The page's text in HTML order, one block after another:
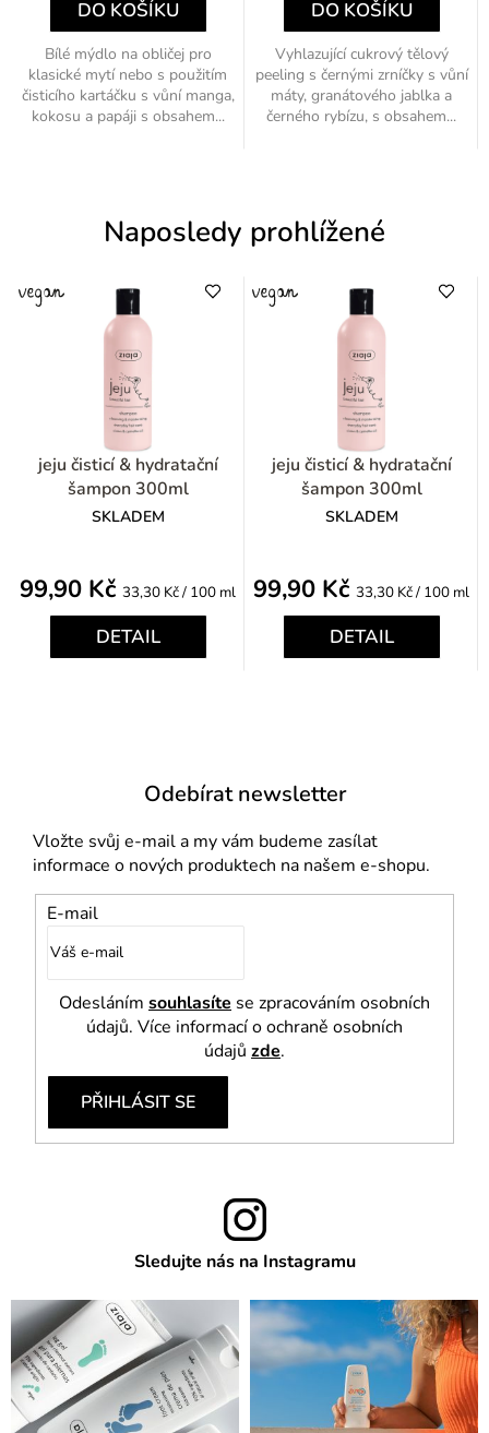
DO KOŠÍKU
Bílé mýdlo na obličej pro
klasické mytí nebo s použitím
čisticího kartáčku s vůní manga,
kokosu a papáji s obsahem...
DO KOŠÍKU
Vyhlazující cukrový tělový
peeling s černými zrníčky s vůní
máty, granátového jablka a
černého rybízu, s obsahem...
Naposledy prohlížené
jeju čisticí & hydratační
šampon 300ml
SKLADEM
99,90 Kč Měrná
cena:
33,30 Kč / 100 ml
DETAIL
jeju čisticí & hydratační
šampon 300ml
SKLADEM
99,90 Kč Měrná
cena:
33,30 Kč / 100 ml
DETAIL
Odebírat newsletter
Vložte svůj e-mail a my vám budeme zasílat
informace o nových produktech na našem e-shopu.
E-mail
Odesláním souhlasíte se zpracováním osobních
údajů. Více informací o ochraně osobních
údajů zde.
PŘIHLÁSIT SE
Sledujte nás na Instagramu